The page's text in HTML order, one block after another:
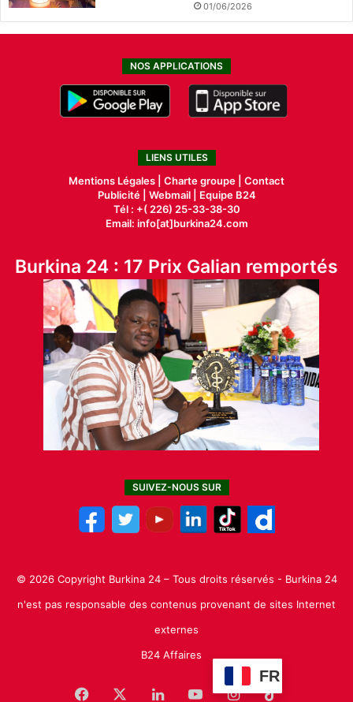
01/06/2026
NOS APPLICATIONS
LIENS UTILES
Mentions Légales | Charte groupe | Contact
Publicité| Webmail |
Equipe B24
Tél : +( 226) 25-33-38-30
Email: info[at]burkina24.com
Burkina 24 : 17 Prix Galian remportés
SUIVEZ-NOUS SUR
© 2026 Copyright Burkina 24 – Tous droits réservés - Burkina 24
n'est pas responsable des contenus provenant de sites Internet
externes
B24 Affaires
FR
Facebook LinkedinYouTubeInstagram
TikTok